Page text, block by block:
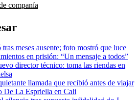
companía
meses ausente; foto mostró que luce
en prisión: “Un mensaje a todos”
director técnico: toma las riendas en
llamada que recibió antes de viajar
De La Espriella en Cali